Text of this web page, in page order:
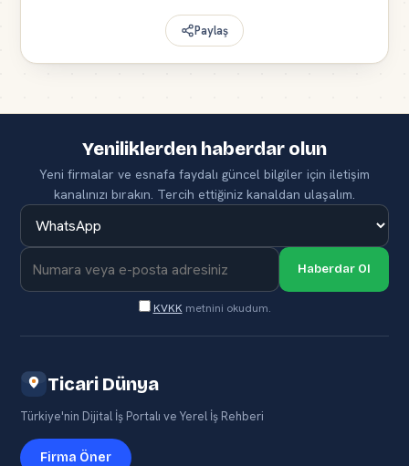
Paylaş
Yeniliklerden haberdar olun
Yeni firmalar ve esnafa faydalı güncel bilgiler için iletişim
kanalınızı bırakın. Tercih ettiğiniz kanaldan ulaşalım.
Haberdar Ol
KVKK metnini okudum.
Ticari Dünya
Türkiye'nin Dijital İş Portalı ve Yerel İş Rehberi
Firma Öner